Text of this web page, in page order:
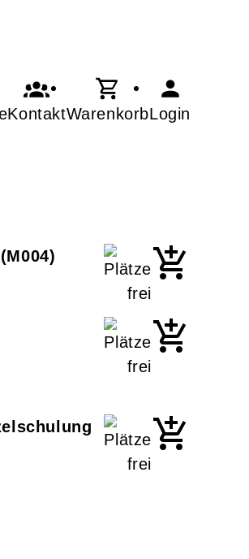
KontaktWarenkorbLogin
M004